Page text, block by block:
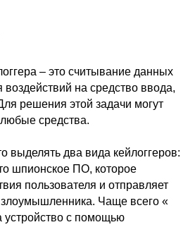
– это считывание данных
на средство ввода,
решения этой задачи могут
средства.
выделять два вида кейлоггеров:
шпионское ПО, которое
пользователя и отправляет
злоумышленника. Чаще всего «
устройство с помощью